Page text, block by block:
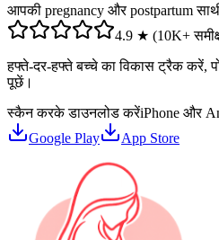
आपकी pregnancy और postpartum
4.9 ★ (10K+
हफ्ते-दर-हफ्ते बच्चे का विकास ट्रैक करें,
पूछें।
स्कैन करके डाउनलोड करेंiPhone और
Google Play
App Store